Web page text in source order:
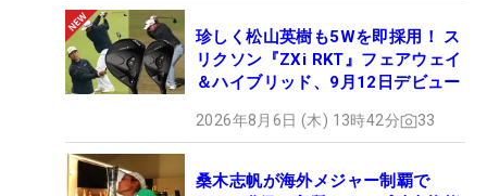
珍しく松山英樹も5Wを即採用！ ス
リクソン『ZXi RKT』フェアウェイ
＆ハイブリッド、9月12日デビュー
2026年8月6日 (木) 13時42分 33
桑木志帆が海外メジャー制覇で